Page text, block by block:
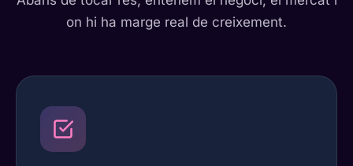
on hi ha marge real de creixement.